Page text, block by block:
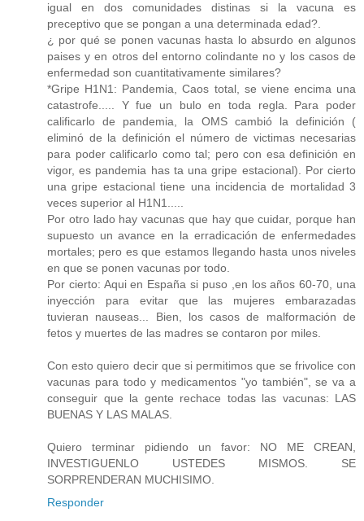
igual en dos comunidades distinas si la vacuna es
preceptivo que se pongan a una determinada edad?.
¿ por qué se ponen vacunas hasta lo absurdo en algunos
paises y en otros del entorno colindante no y los casos de
enfermedad son cuantitativamente similares?
*Gripe H1N1: Pandemia, Caos total, se viene encima una
catastrofe..... Y fue un bulo en toda regla. Para poder
calificarlo de pandemia, la OMS cambió la definición (
eliminó de la definición el número de victimas necesarias
para poder calificarlo como tal; pero con esa definición en
vigor, es pandemia has ta una gripe estacional). Por cierto
una gripe estacional tiene una incidencia de mortalidad 3
veces superior al H1N1.....
Por otro lado hay vacunas que hay que cuidar, porque han
supuesto un avance en la erradicación de enfermedades
mortales; pero es que estamos llegando hasta unos niveles
en que se ponen vacunas por todo.
Por cierto: Aqui en España si puso ,en los años 60-70, una
inyección para evitar que las mujeres embarazadas
tuvieran nauseas... Bien, los casos de malformación de
fetos y muertes de las madres se contaron por miles.
Con esto quiero decir que si permitimos que se frivolice con
vacunas para todo y medicamentos "yo también", se va a
conseguir que la gente rechace todas las vacunas: LAS
BUENAS Y LAS MALAS.
Quiero terminar pidiendo un favor: NO ME CREAN,
INVESTIGUENLO USTEDES MISMOS. SE
SORPRENDERAN MUCHISIMO.
Responder